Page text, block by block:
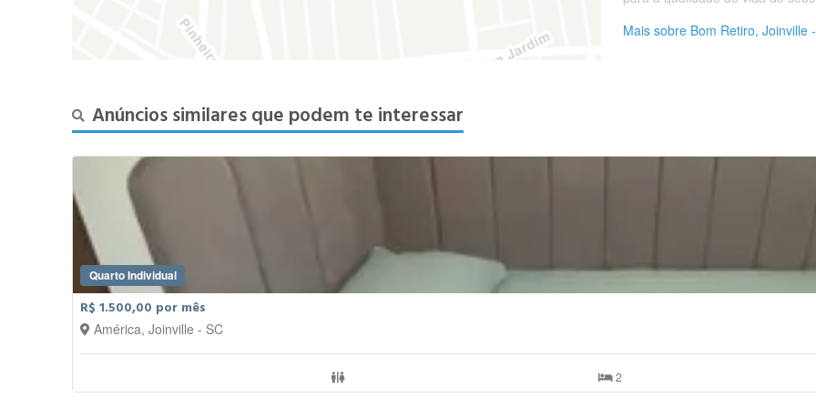
Mais sobre Bom Retiro, Joinville
Anúncios similares que podem te interessar
Quarto Individual
R$ 1.500,00 por mês
América, Joinville - SC
2